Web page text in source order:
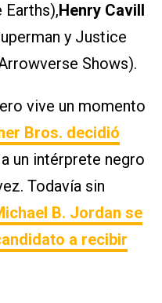
Earths),Henry Cavill
y Justice
Shows).
vive un momento
Bros. decidió
un intérprete negro
Todavía sin
B. Jordan se
a recibir